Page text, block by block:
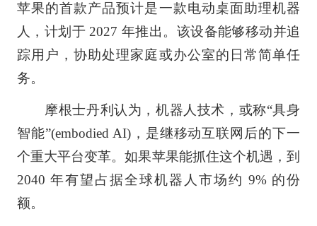
苹果的首款产品预计是一款电动桌面助理机器
人，计划于 2027 年推出。该设备能够移动并追
踪用户，协助处理家庭或办公室的日常简单任
务。
摩根士丹利认为，机器人技术，或称“具身
智能”(embodied AI)，是继移动互联网后的下一
个重大平台变革。如果苹果能抓住这个机遇，到
2040 年有望占据全球机器人市场约 9% 的份
额。